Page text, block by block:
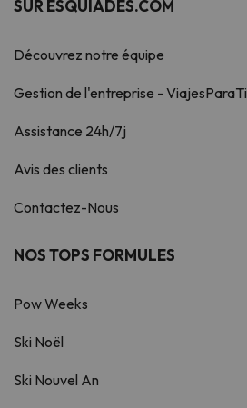
SUR ESQUIADES.COM
Découvrez notre équipe
Gestion de l'entreprise - ViajesParaTi
Assistance 24h/7j
Avis des clients
Contactez-Nous
NOS TOPS FORMULES
Pow Weeks
Ski Noël
Ski Nouvel An